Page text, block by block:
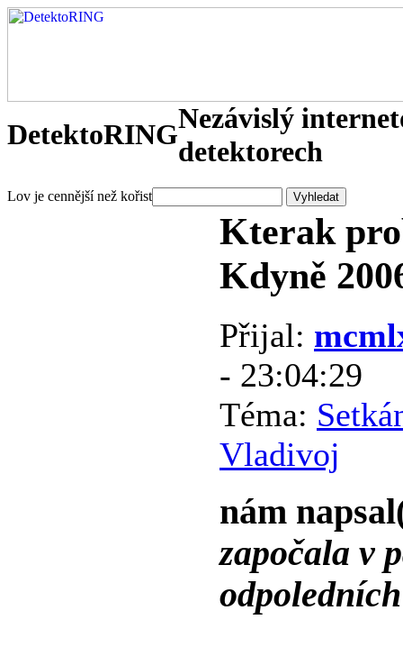
DetektoRINGNezávislý
detektorech
Lov je cennější než kořist
Kterak
Kdyně
Přijal:
- 23:04:29
Téma:
Vladivoj
nám
započala v